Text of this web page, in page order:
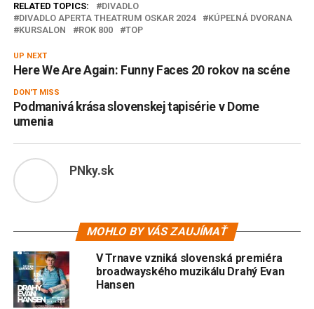
RELATED TOPICS:
DIVADLO
DIVADLO APERTA THEATRUM OSKAR 2024
KÚPEĽNÁ DVORANA
KURSALON
ROK 800 TOP
UP NEXT
Here We Are Again: Funny Faces 20 rokov na scéne
DON'T MISS
Podmanivá krása slovenskej tapisérie v Dome
umenia
PNky.sk
MOHLO BY VÁS ZAUJÍMAŤ
V Trnave vzniká slovenská premiéra
broadwayského muzikálu Drahý Evan
Hansen